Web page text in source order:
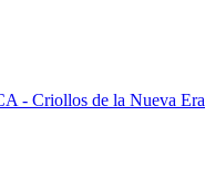
- Criollos de la Nueva Era